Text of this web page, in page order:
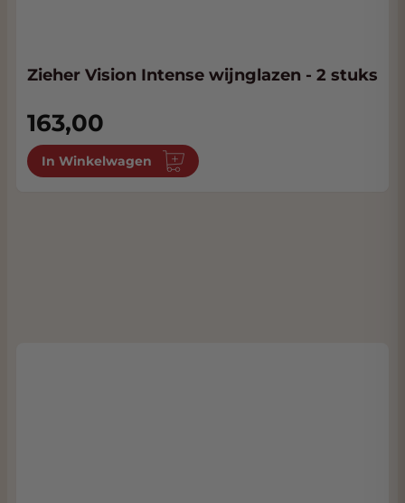
Zieher Vision Intense wijnglazen - 2 stuks
163,00
In Winkelwagen